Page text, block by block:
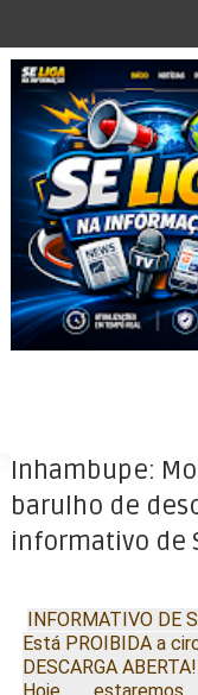
Inhambupe:
barulho de
informativo de
INFORMATIVO DE
Está PROIBIDA a
DESCARGA